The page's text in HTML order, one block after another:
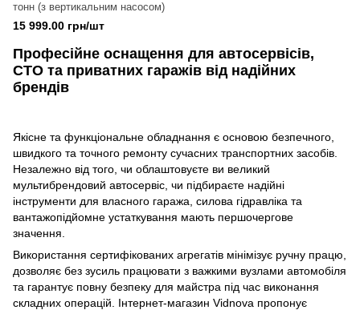
тонн (з вертикальним насосом)
15 999.00 грн/шт
Професійне оснащення для автосервісів,
СТО та приватних гаражів від надійних
брендів
Якісне та функціональне обладнання є основою безпечного,
швидкого та точного ремонту сучасних транспортних засобів.
Незалежно від того, чи облаштовуєте ви великий
мультибрендовий автосервіс, чи підбираєте надійні
інструменти для власного гаража, силова гідравліка та
вантажопідйомне устаткування мають першочергове
значення.
Використання сертифікованих агрегатів мінімізує ручну працю,
дозволяє без зусиль працювати з важкими вузлами автомобіля
та гарантує повну безпеку для майстра під час виконання
складних операцій. Інтернет-магазин Vidnova пропонує